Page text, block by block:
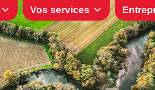
Vos services